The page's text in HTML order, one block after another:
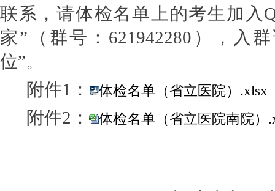
联系，请体检名单上的考生加入
家”（群号：621942280），入
位”。
附件1： 体检名单（省立医院）.xlsx
附件2： 体检名单（省立医院南院）